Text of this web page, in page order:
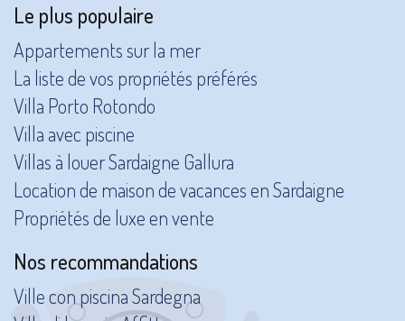
Le plus populaire
Appartements sur la mer
La liste de vos propriétés préférés
Villa Porto Rotondo
Villa avec piscine
Villas à louer Sardaigne Gallura
Location de maison de vacances en Sardaigne
Propriétés de luxe en vente
Nos recommandations
Ville con piscina Sardegna